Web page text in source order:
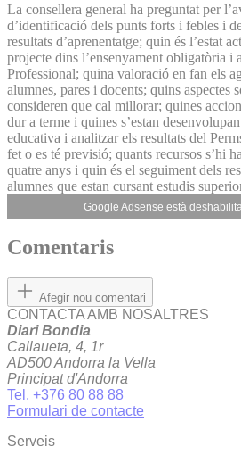
La consellera general ha preguntat per
d’identificació dels punts forts i febles i
resultats d’aprenentatge; quin és l’estat
projecte dins l’ensenyament obligatòria i
Professional; quina valoració en fan els
alumnes, pares i docents; quins aspectes
consideren que cal millorar; quines
dur a terme i quines s’estan
educativa i analitzar els resultats del
fet o es té previsió; quants recursos s’hi
quatre anys i quin és el seguiment dels
alumnes que estan cursant estudis
Google Adsense està
Comentaris
Afegir nou comentari
CONTACTA AMB NOSALTRES
Diari Bondia
Callaueta, 4, 1r
AD500 Andorra la Vella
Principat d'Andorra
Tel. +376 80 88 88
Formulari de contacte
Serveis